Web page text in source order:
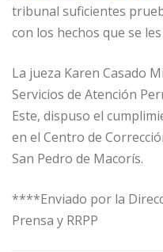
tribunal suficientes
con los hechos que se
La jueza Karen Casado
Servicios de Atención
Este, dispuso el
en el Centro de
San Pedro de Macorís.
****Enviado por la
Prensa y RRPP